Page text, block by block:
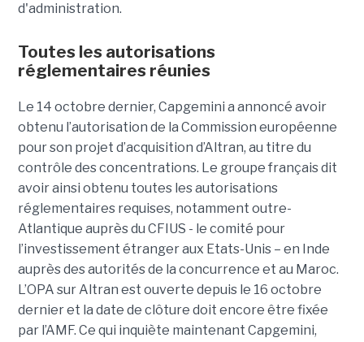
d'administration.
Toutes les autorisations
réglementaires réunies
Le 14 octobre dernier, Capgemini a annoncé avoir
obtenu l’autorisation de la Commission européenne
pour son projet d’acquisition d’Altran, au titre du
contrôle des concentrations. Le groupe français dit
avoir ainsi obtenu toutes les autorisations
réglementaires requises, notamment outre-
Atlantique auprès du CFIUS - le comité pour
l’investissement étranger aux Etats-Unis – en Inde
auprès des autorités de la concurrence et au Maroc.
L’OPA sur Altran est ouverte depuis le 16 octobre
dernier et la date de clôture doit encore être fixée
par l’AMF. Ce qui inquiète maintenant Capgemini,